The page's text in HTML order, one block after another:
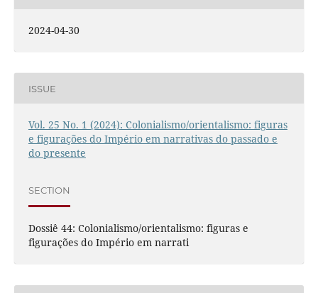
2024-04-30
ISSUE
Vol. 25 No. 1 (2024): Colonialismo/orientalismo: figuras
e figurações do Império em narrativas do passado e
do presente
SECTION
Dossiê 44: Colonialismo/orientalismo: figuras e
figurações do Império em narrati